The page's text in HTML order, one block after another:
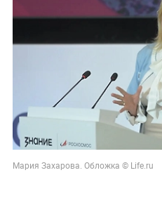
Мария Захарова. Обложка © Life.ru